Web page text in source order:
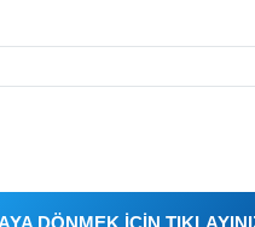
DÖNMEK İÇİN